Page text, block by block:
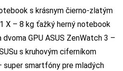
s krásnym čierno-zlatým
X – 8 kg ťažký herný notebook
GPU ASUS ZenWatch 3 –
s kruhovým ciferníkom
super smartfóny pre mladých